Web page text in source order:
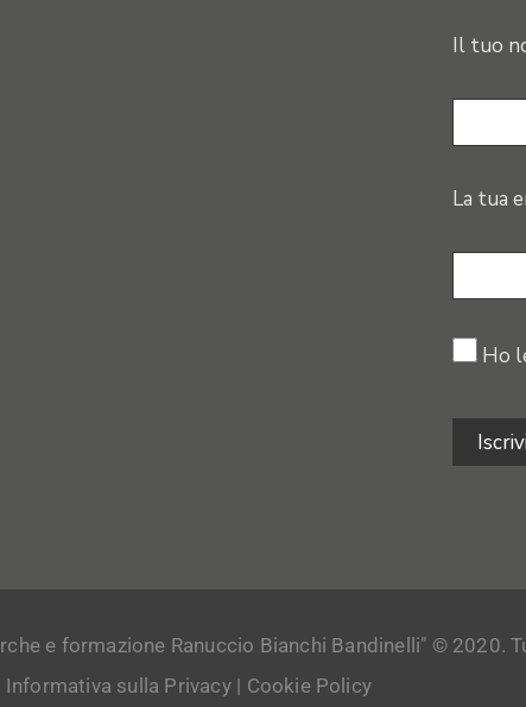
Il tuo
La tua
Ho
e formazione Ranuccio Bianchi Bandinelli" © 2020.
Informativa sulla Privacy| Cookie Policy